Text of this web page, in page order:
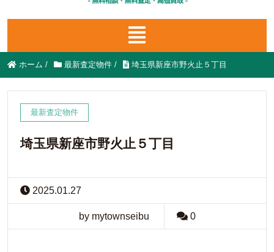
ホーム / 最新査定物件 / 埼玉県新座市野火止５丁目
最新査定物件
埼玉県新座市野火止５丁目
2025.01.27
by mytownseibu 0